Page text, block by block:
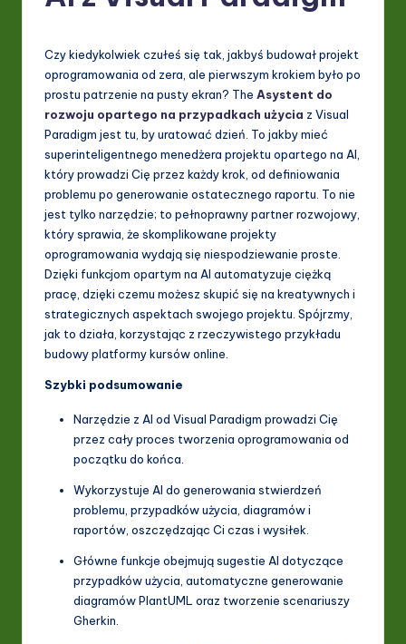
L
in
A
Czy kiedykolwiek czułeś się tak, jakbyś budował projekt
oprogramowania od zera, ale pierwszym krokiem było po
prostu patrzenie na pusty ekran? The Asystent do
rozwoju opartego na przypadkach użycia z Visual
Paradigm jest tu, by uratować dzień. To jakby mieć
superinteligentnego menedżera projektu opartego na AI,
który prowadzi Cię przez każdy krok, od definiowania
problemu po generowanie ostatecznego raportu. To nie
jest tylko narzędzie; to pełnoprawny partner rozwojowy,
który sprawia, że skomplikowane projekty
oprogramowania wydają się niespodziewanie proste.
Dzięki funkcjom opartym na AI automatyzuje ciężką
pracę, dzięki czemu możesz skupić się na kreatywnych i
strategicznych aspektach swojego projektu. Spójrzmy,
jak to działa, korzystając z rzeczywistego przykładu
budowy platformy kursów online.
Szybki podsumowanie
Narzędzie z AI od Visual Paradigm prowadzi Cię
przez cały proces tworzenia oprogramowania od
początku do końca.
Wykorzystuje AI do generowania stwierdzeń
problemu, przypadków użycia, diagramów i
raportów, oszczędzając Ci czas i wysiłek.
Główne funkcje obejmują sugestie AI dotyczące
przypadków użycia, automatyczne generowanie
diagramów PlantUML oraz tworzenie scenariuszy
Gherkin.